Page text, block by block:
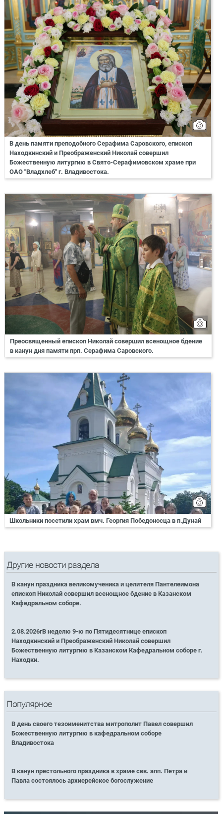
В день памяти преподобного Серафима Саровского, епископ
Находкинский и Преображенский Николай совершил
Божественную литургию в Свято-Серафимовском храме при
ОАО "Владхлеб" г. Владивостока.
Преосвященный епископ Николай совершил всенощное бдение
в канун дня памяти прп. Серафима Саровского.
Школьники посетили храм вмч. Георгия Победоносца в п.Дунай
Другие новости раздела
В канун праздника великомученика и целителя Пантелеимона
епископ Николай совершил всенощное бдение в Казанском
Кафедральном соборе.
2.08.2026гВ неделю 9-ю по Пятидесятнице епископ
Находкинский и Преображенский Николай совершил
Божественную литургию в Казанском Кафедральном соборе г.
Находки.
Популярное
В день своего тезоименитства митрополит Павел совершил
Божественную литургию в кафедральном соборе
Владивостока
В канун престольного праздника в храме свв. апп. Петра и
Павла состоялось архиерейское богослужение